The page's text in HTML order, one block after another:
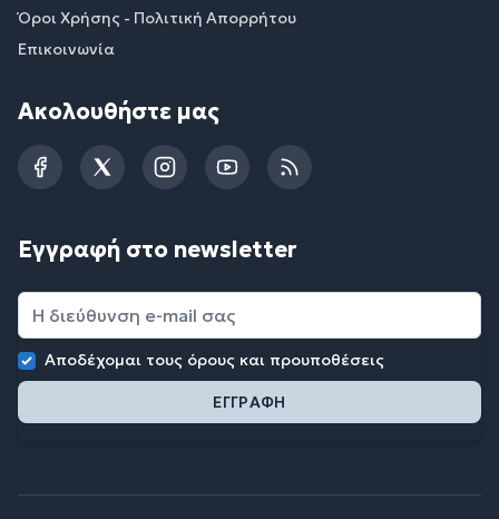
Όροι Χρήσης - Πολιτική Απορρήτου
Επικοινωνία
Ακολουθήστε μας
FacebookTwitterInstagramYouTubeRSS
Εγγραφή στο newsletter
Αποδέχομαι τους όρους και προυποθέσεις